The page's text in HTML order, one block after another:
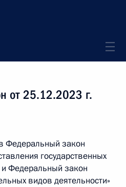
от 25.12.2023 г.
Федеральный закон
государственных
и Федеральный закон
видов деятельности»